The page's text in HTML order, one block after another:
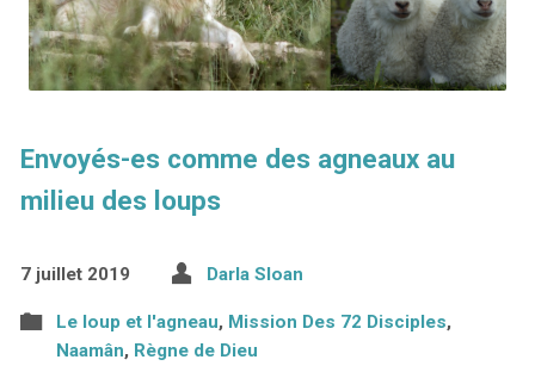
Envoyés-es comme des agneaux au
milieu des loups
7 juillet 2019 Darla Sloan
Le loup et l'agneau, Mission Des 72 Disciples,
Naamân, Règne de Dieu